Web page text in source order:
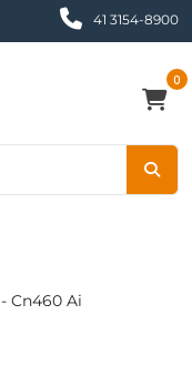
41 3154-8900
0
Cn460 Ai